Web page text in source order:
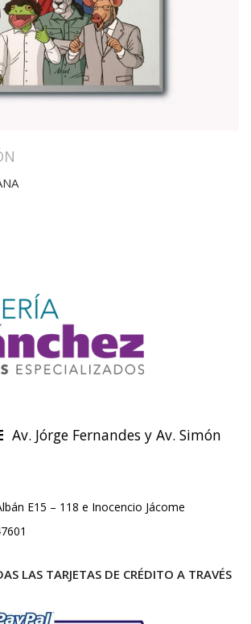
Av. Jórge Fernandes y Av. Simón
E15 – 118 e Inocencio Jácome
LAS TARJETAS DE CRÉDITO A TRAVÉS